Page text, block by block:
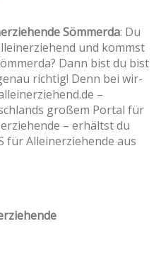
Sömmerda: Du
und kommst
Dann bist du bist
richtig! Denn bei wir-
–
großem Portal für
– erhältst du
für Alleinerziehende aus